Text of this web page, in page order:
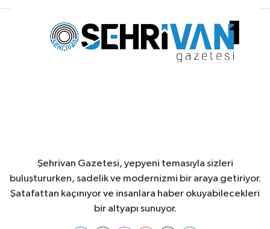
Şehrivan Gazetesi, yepyeni temasıyla sizleri
buluştururken, sadelik ve modernizmi bir araya getiriyor.
Şatafattan kaçınıyor ve insanlara haber okuyabilecekleri
bir altyapı sunuyor.